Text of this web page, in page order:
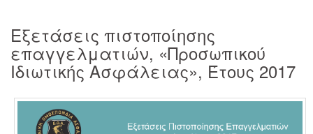
Εξετάσεις πιστοποίησης
επαγγελματιών, «Προσωπικού
Ιδιωτικής Ασφάλειας», Έτους 2017